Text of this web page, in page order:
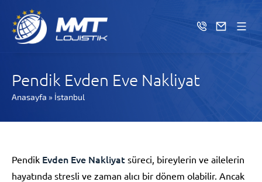
Pendik Evden Eve Nakliyat
Anasayfa » İstanbul
Pendik Evden Eve Nakliyat süreci, bireylerin ve ailelerin
hayatında stresli ve zaman alıcı bir dönem olabilir. Ancak